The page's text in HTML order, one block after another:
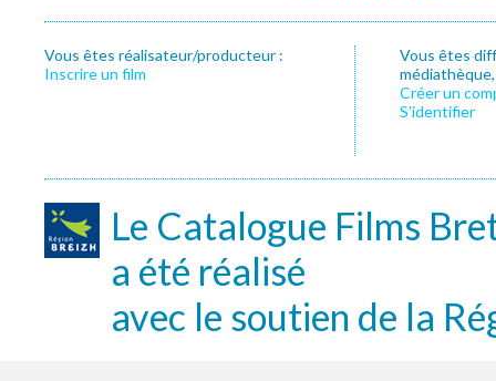
Vous êtes réalisateur/producteur :
Inscrire un film
Vous êtes
Créer un
S’identifier
Le Catalogue Films
a été réalisé
avec le soutien de la